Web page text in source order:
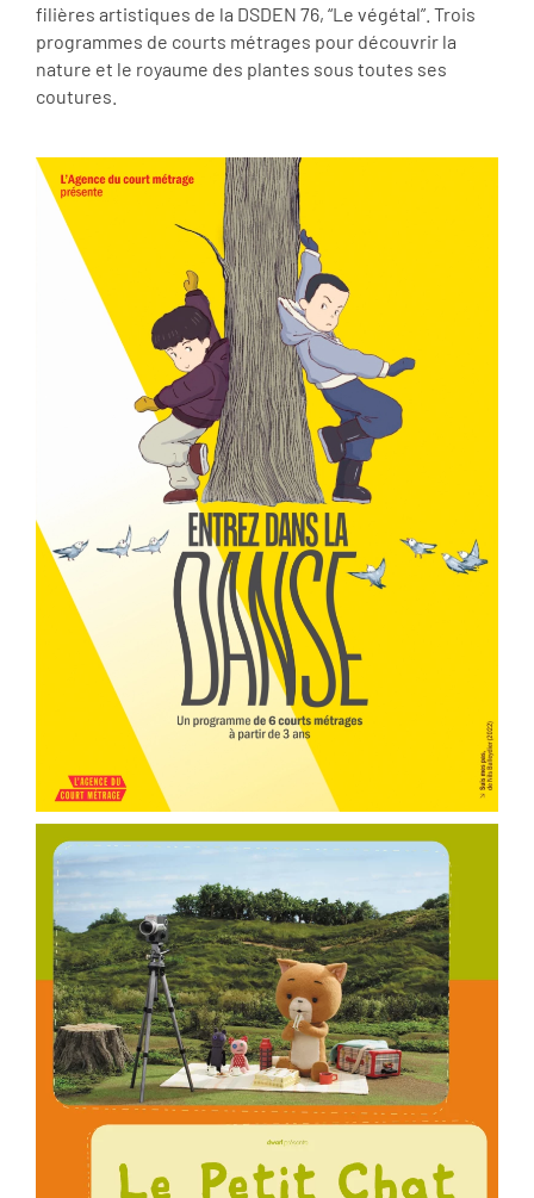
filières artistiques de la DSDEN 76, “Le végétal”. Trois
programmes de courts métrages pour découvrir la
nature et le royaume des plantes sous toutes ses
coutures.
Voir la fiche film
ème